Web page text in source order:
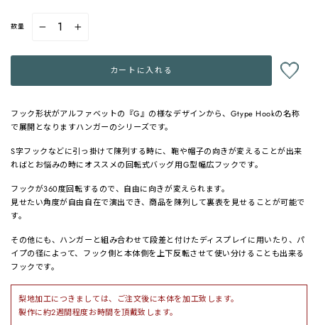
数量
+
カートに入れる
フック形状がアルファベットの『G』の様なデザインから、Gtype Hookの名称
で展開となりますハンガーのシリーズです。
S字フックなどに引っ掛けて陳列する時に、鞄や帽子の向きが変えることが出来
ればとお悩みの時にオススメの回転式バッグ用G型幅広フックです。
フックが360度回転するので、自由に向きが変えられます。
見せたい角度が自由自在で演出でき、商品を陳列して裏表を見せることが可能で
す。
その他にも、ハンガーと組み合わせて段差と付けたディスプレイに用いたり、パ
イプの径によって、フック側と本体側を上下反転させて使い分けることも出来る
フックです。
梨地加工につきましては、ご注文後に本体を加工致します。
製作に約2週間程度お時間を頂戴致します。